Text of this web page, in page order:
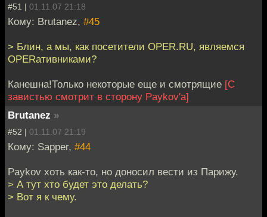
#51 | 01.11.07 21:18
Кому: Brutanez, #45
> Блин, а мы, как посетители OPER.RU, являемся
OPERативниками?
Канешна!Только некоторые еще и смотрящие [С
завистью смотрит в сторону Paykov'а]
Brutanez »
#52 | 01.11.07 21:19
Кому: Sapper, #44
Paykov хоть как-то, но доносил вести из Парижу.
> А тут хто будет это делать?
> Вот я к чему.